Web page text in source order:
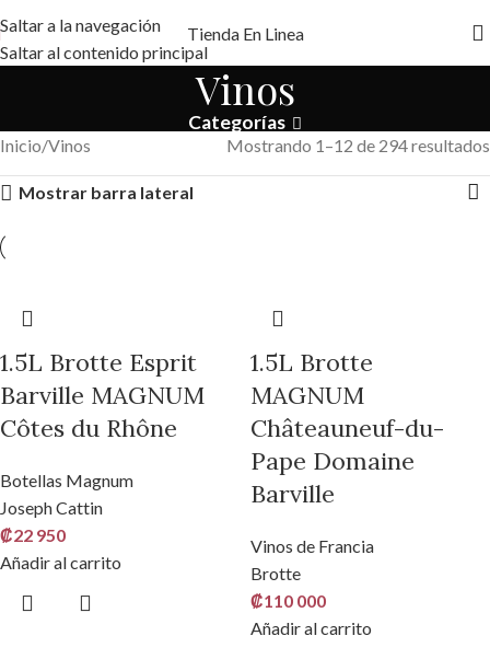
Saltar a la navegación
Saltar al contenido principal
Tienda En Linea
Vinos
Categorías
Inicio Vinos Mostrando 1–12 de 294 resultados
Mostrar barra lateral
1.5L Brotte Esprit
Barville MAGNUM
Côtes du Rhône
Botellas Magnum
Joseph Cattin
₡22 950
Añadir al carrito
1.5L Brotte
MAGNUM
Châteauneuf-du-
Pape Domaine
Barville
Vinos de Francia
Brotte
₡110 000
Añadir al carrito